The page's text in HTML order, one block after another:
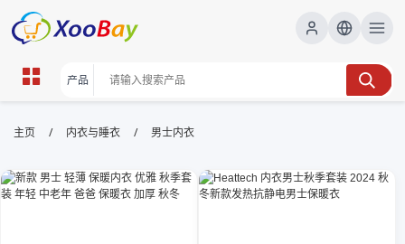
男士内衣 | XOOBAY B2B/B2C
男士内衣,男士内衣品牌,贴身内衣, wholesale 男士内衣,
主页 / 内衣与睡衣 / 男士内衣